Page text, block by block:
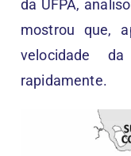
da UFPA,
mostrou que,
velocidade
rapidamente.